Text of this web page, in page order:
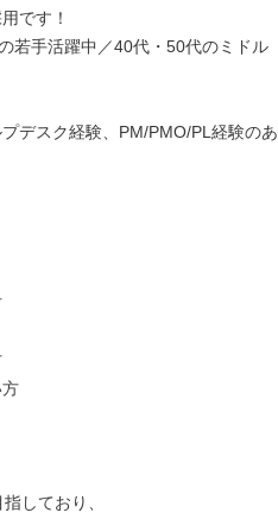
です！
若手活躍中／40代・50代のミドル
デスク経験、PM/PMO/PL経験のあ
しており、